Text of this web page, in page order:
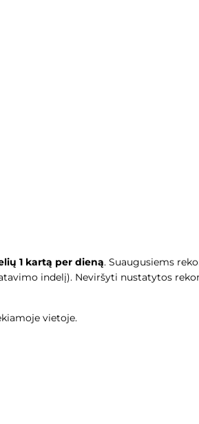
1 kartą per dieną. Suaugusiems
indelį). Neviršyti nustatytos
vietoje.